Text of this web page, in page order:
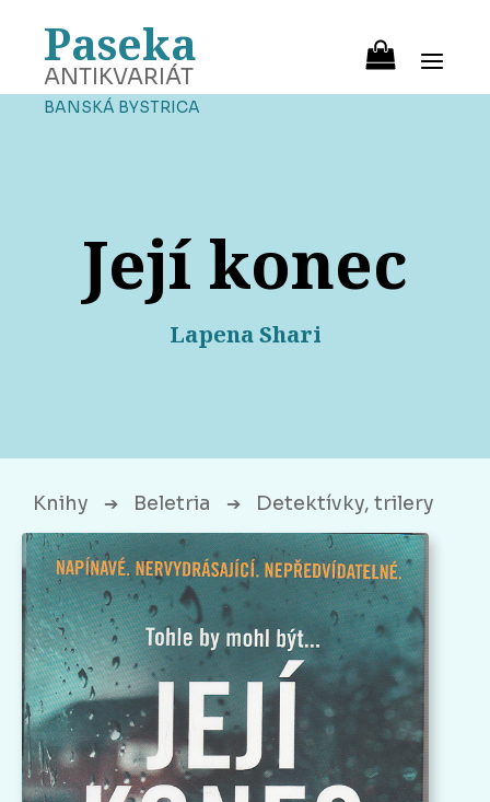
Paseka
ANTIKVARIÁT
BANSKÁ BYSTRICA
Její konec
Lapena Shari
Knihy ➔ Beletria ➔ Detektívky, trilery